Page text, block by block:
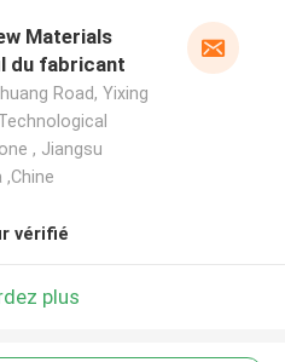
Materials
du fabricant
Road, Yixing
, Jiangsu
,Chine
vérifié
plus